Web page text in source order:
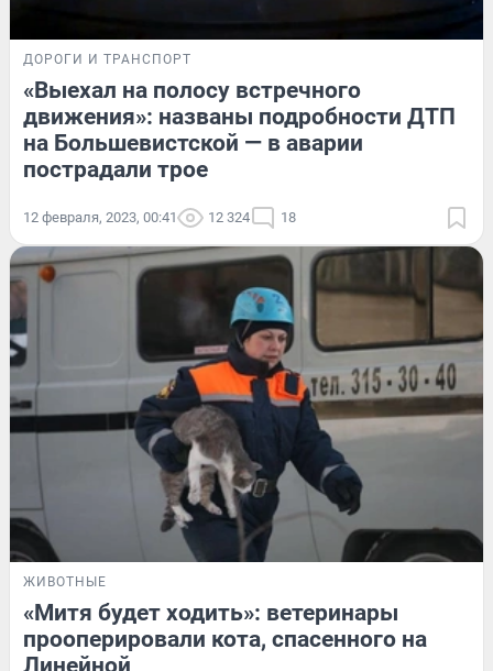
ДОРОГИ И ТРАНСПОРТ
«Выехал на полосу встречного
движения»: названы подробности ДТП
на Большевистской — в аварии
пострадали трое
12 февраля, 2023, 00:41 12 324 18
ЖИВОТНЫЕ
«Митя будет ходить»: ветеринары
прооперировали кота, спасенного на
Линейной